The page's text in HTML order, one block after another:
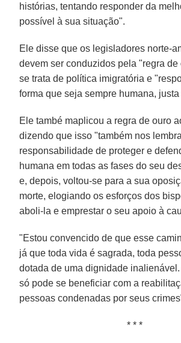
histórias, tentando responder da
possível à sua situação".
Ele disse que os legisladores norte-
devem ser conduzidos pela "regra
se trata de política imigratória e
forma que seja sempre humana, justa
Ele també maplicou a regra de ouro
dizendo que isso "também nos
responsabilidade de proteger e
humana em todas as fases do seu
e, depois, voltou-se para a sua
morte, elogiando os esforços dos
aboli-la e emprestar o seu apoio à
"Estou convencido de que esse
já que toda vida é sagrada, toda
dotada de uma dignidade
só pode se beneficiar com a
pessoas condenadas por seus
* * *